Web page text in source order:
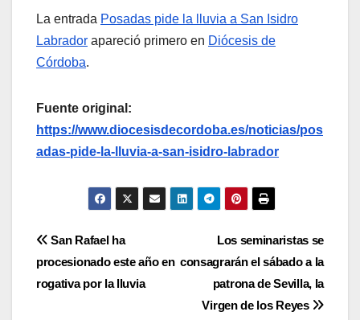
La entrada Posadas pide la lluvia a San Isidro
Labrador apareció primero en Diócesis de
Córdoba.
Fuente original:
https://www.diocesisdecordoba.es/noticias/pos
adas-pide-la-lluvia-a-san-isidro-labrador
Navegación
de
Los seminaristas se
consagrarán el sábado a la
patrona de Sevilla, la
Virgen de los Reyes
San Rafael ha
procesionado este año en
rogativa por la lluvia